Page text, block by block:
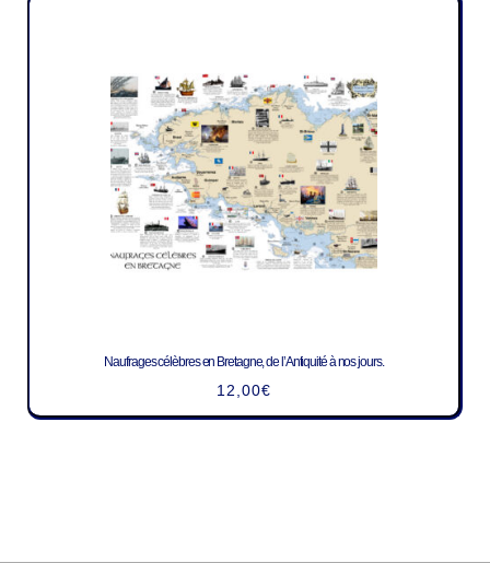
Naufrages célèbres en Bretagne, de l’Antiquité à nos jours.
12,00€